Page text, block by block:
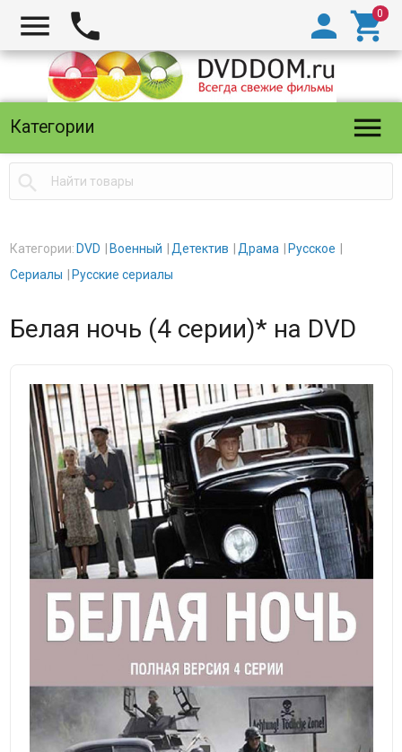
  

Категории 

Категории: DVD Военный Детектив Драма
Русское
Сериалы
Русские сериалы
Белая ночь (4 серии)* на DVD